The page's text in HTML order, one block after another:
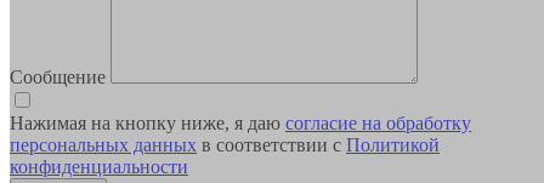
Сообщение
Нажимая на кнопку ниже, я даю согласие на обработку
персональных данных в соответствии с Политикой
конфиденциальности